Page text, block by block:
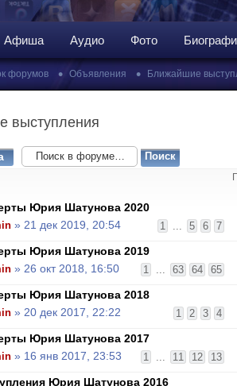
Афиша Аудио Фото
форумов • Объявления • Ближайшие
выступления
Юрия Шатунова 2020
1 ... 5 6 7
» 21 дек 2019, 20:54
Юрия Шатунова 2019
1 ... 63 64 65
» 26 окт 2018, 16:50
Юрия Шатунова 2018
1 2 3 4
» 20 дек 2017, 22:22
Юрия Шатунова 2017
1 ... 11 12 13
» 16 янв 2017, 23:53
Юрия Шатунова 2016